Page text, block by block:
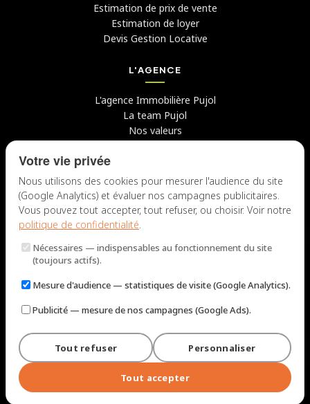
Estimation de prix de vente
Estimation de loyer
Devis Gestion Locative
L'AGENCE
L'agence Immobilière Pujol
La team Pujol
Nos valeurs
Avis clients
Candidater chez nous
NOUS CONTACTER
Lun – Jeu : 9h – 12h / 14h – 18h
© 2026 Immobilière Pujol — Marseille. Tous droits réservés.
Mentions légales et tarifsPolitique de confidentialitéPlan du site
Gérer les cookies
Votre vie privée
Nous utilisons des cookies pour mesurer l'audience du site
(Google Analytics) et évaluer nos campagnes publicitaires.
Vous pouvez tout accepter, tout refuser, ou choisir. Voir notre
politique de confidentialité.
Nécessaires — indispensables au fonctionnement du site
(toujours actifs).
Mesure d'audience — statistiques de visite (Google Analytics).
Publicité — mesure de nos campagnes (Google Ads).
Tout refuser Personnaliser
Tout accepter